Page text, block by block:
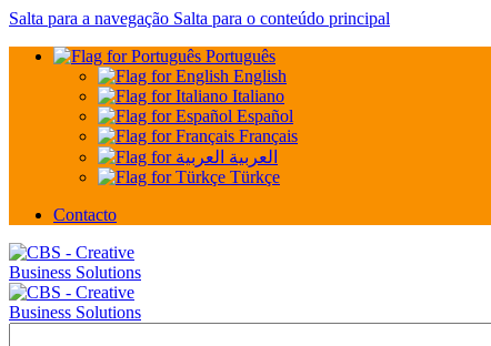
Salta para a navegação Salta para o conteúdo principal
Português
English
Italiano
Español
Français
العربية
Türkçe
Contacto